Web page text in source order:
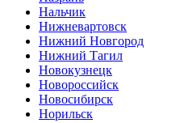
Нальчик
Нижневартовск
Нижний Новгород
Нижний Тагил
Новокузнецк
Новороссийск
Новосибирск
Норильск